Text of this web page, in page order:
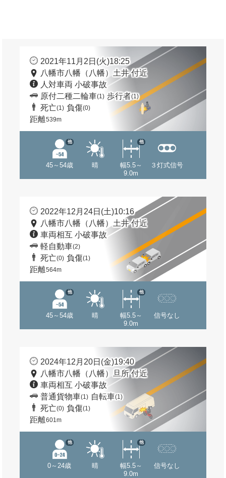
2021年11月2日(火)18:25
八幡市八幡（八幡）土井 付近
人対車両 小破事故
原付二種二輪車(1) 歩行者(1)
死亡(1) 負傷(0)
距離539m
45～54歳
他
晴
幅5.5～
9.0m
他
３灯式信号
2022年12月24日(土)10:16
八幡市八幡（八幡）土井 付近
車両相互 小破事故
軽自動車(2)
死亡(0) 負傷(1)
距離564m
45～54歳
他
晴
幅5.5～
9.0m
他
信号なし
2024年12月20日(金)19:40
八幡市八幡（八幡）旦所 付近
車両相互 小破事故
普通貨物車(1) 自転車(1)
死亡(0) 負傷(1)
距離601m
0～24歳
他
晴
幅5.5～
9.0m
他
信号なし